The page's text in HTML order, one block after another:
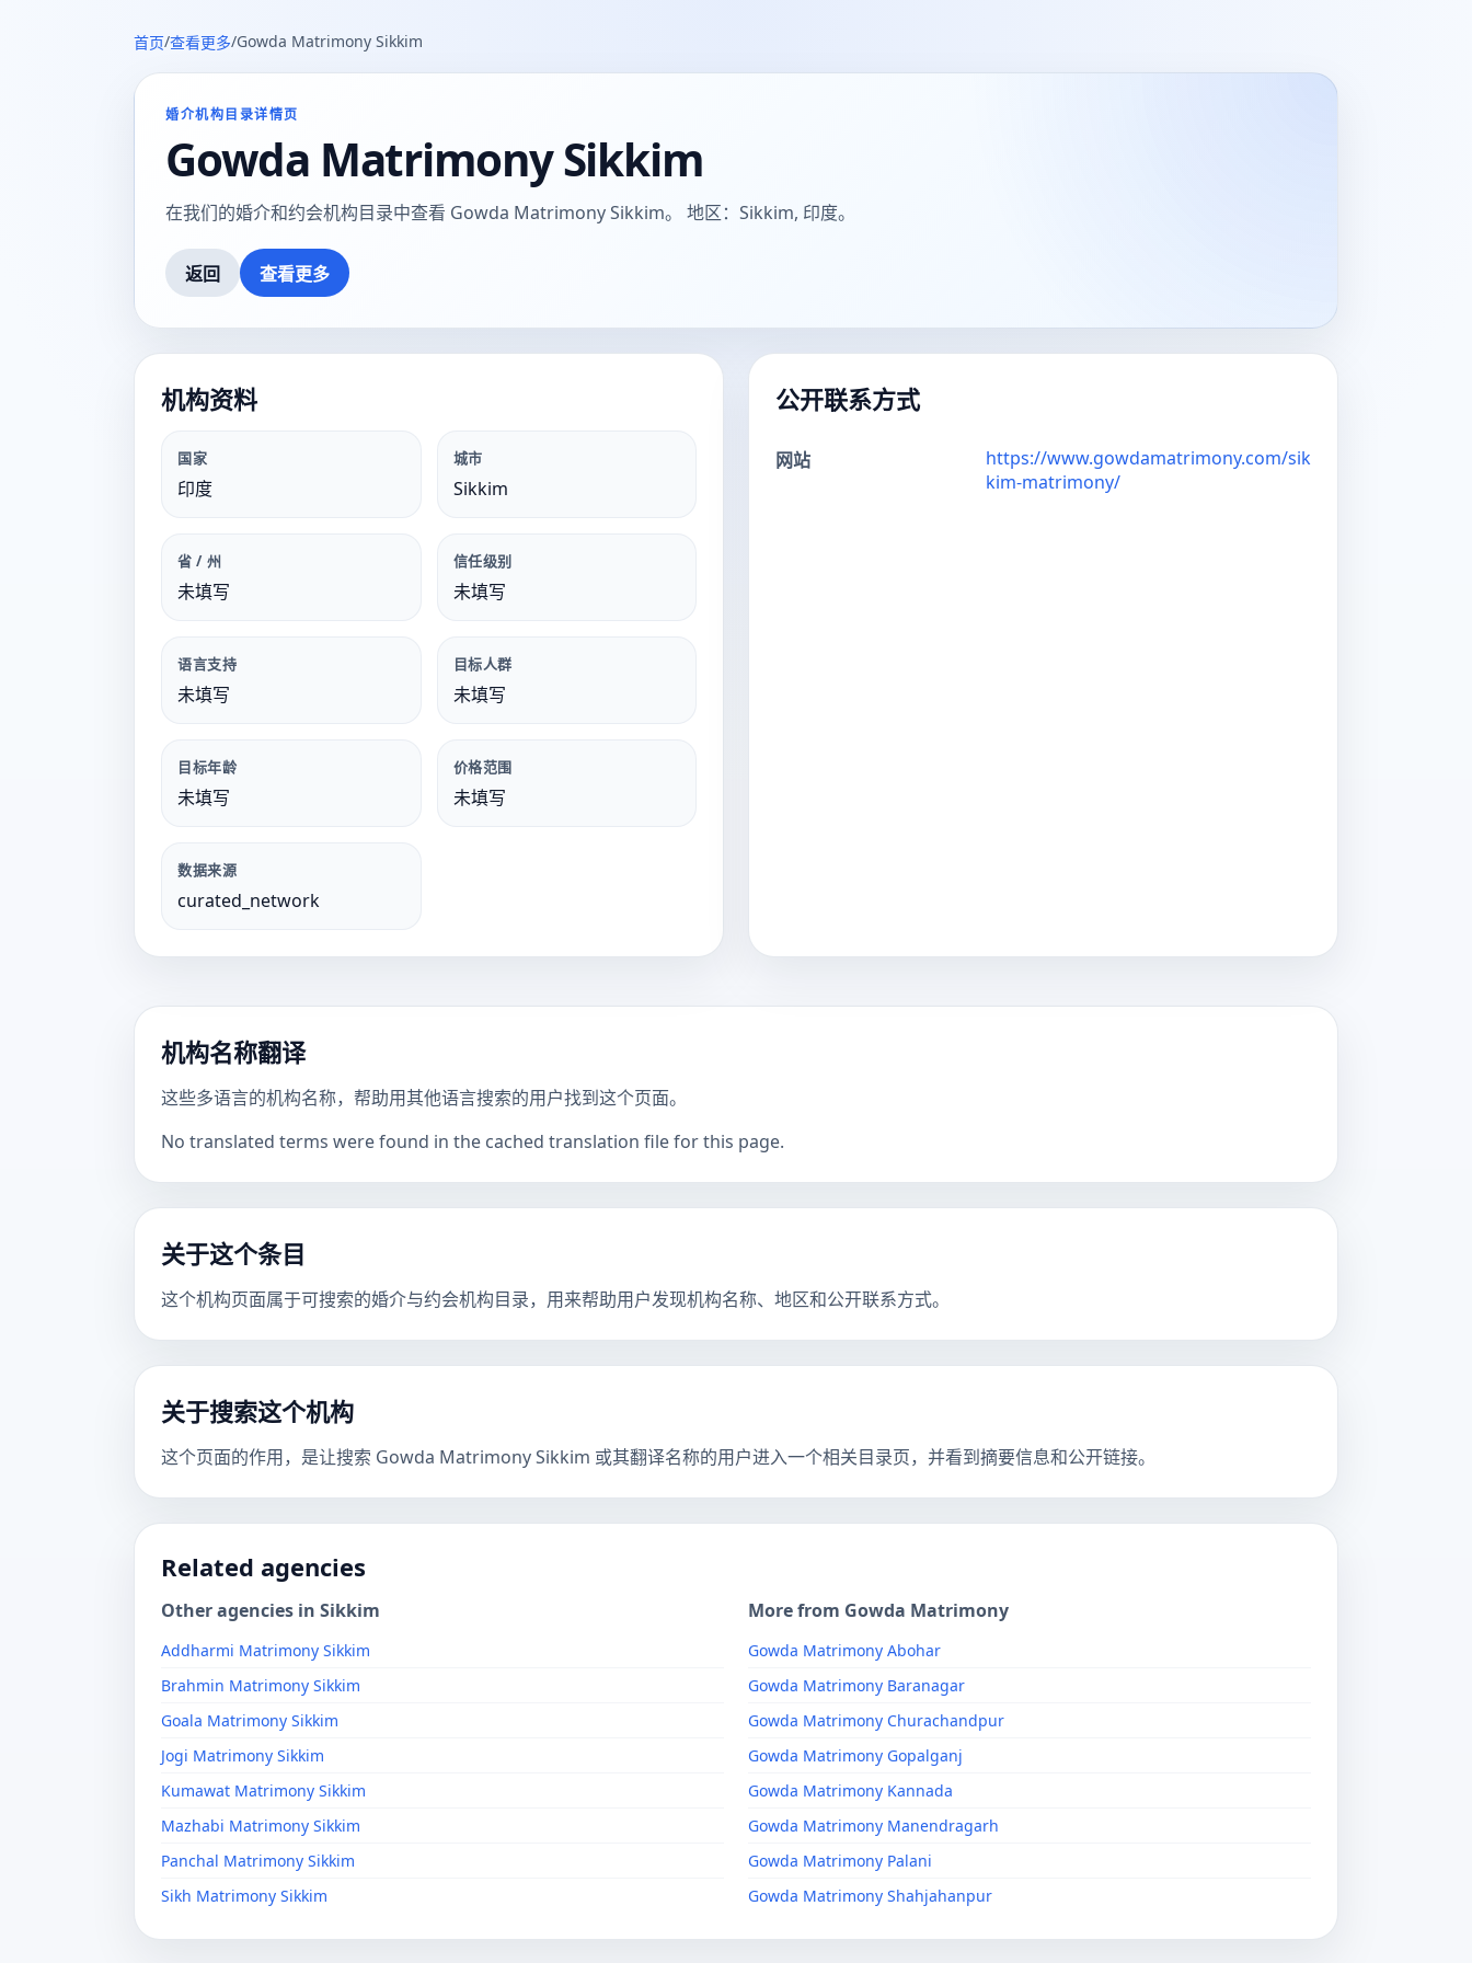
首页/查看更多/Gowda Matrimony Sikkim
婚介机构目录详情页
Gowda Matrimony Sikkim
在我们的婚介和约会机构目录中查看 Gowda Matrimony Sikkim。 地区：Sikkim, 印度。
返回 查看更多
机构资料
国家
印度
城市
Sikkim
省 / 州
未填写
信任级别
未填写
语言支持
未填写
目标人群
未填写
目标年龄
未填写
价格范围
未填写
数据来源
curated_network
公开联系方式
网站
https://www.gowdamatrimony.com/sik
kim-matrimony/
机构名称翻译
这些多语言的机构名称，帮助用其他语言搜索的用户找到这个页面。
No translated terms were found in the cached translation file for this page.
关于这个条目
这个机构页面属于可搜索的婚介与约会机构目录，用来帮助用户发现机构名称、地区和公开联系方式。
关于搜索这个机构
这个页面的作用，是让搜索 Gowda Matrimony Sikkim 或其翻译名称的用户进入一个相关目录页，并看到摘要信息和公开链接。
Related agencies
Other agencies in Sikkim
Addharmi Matrimony Sikkim
Brahmin Matrimony Sikkim
Goala Matrimony Sikkim
Jogi Matrimony Sikkim
Kumawat Matrimony Sikkim
Mazhabi Matrimony Sikkim
Panchal Matrimony Sikkim
Sikh Matrimony Sikkim
More from Gowda Matrimony
Gowda Matrimony Abohar
Gowda Matrimony Baranagar
Gowda Matrimony Churachandpur
Gowda Matrimony Gopalganj
Gowda Matrimony Kannada
Gowda Matrimony Manendragarh
Gowda Matrimony Palani
Gowda Matrimony Shahjahanpur